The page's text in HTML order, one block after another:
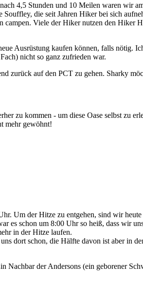
4,5 Stunden und 10 Meilen waren wir
die seit Jahren Hiker bei sich
Viele der Hiker nutzen den Hiker
Ausrüstung kaufen können, falls nötig.
nicht so ganz zufrieden war.
zurück auf den PCT zu gehen. Sharky
zu kommen - um diese Oase selbst zu
mehr gewöhnt!
Um der Hitze zu entgehen, sind wir
es schon um 8:00 Uhr so heiß, dass wir
in der Hitze laufen.
dort schon, die Hälfte davon ist aber in
der Andersons (ein geborener